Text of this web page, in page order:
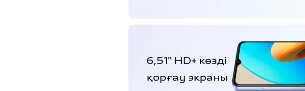
6,51'' HD+ көзді
қорғау экраны